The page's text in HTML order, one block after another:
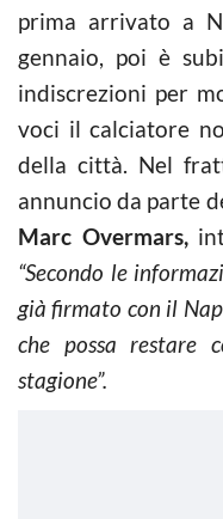
prima arrivato a
gennaio, poi è
indiscrezioni per
voci il calciatore
della città. Nel
annuncio da parte
Marc Overmars,
“Secondo le
già firmato con il
che possa restare
stagione”.